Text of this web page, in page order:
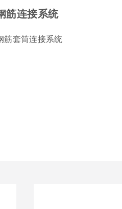
筋连接系统
筋套筒连接系统